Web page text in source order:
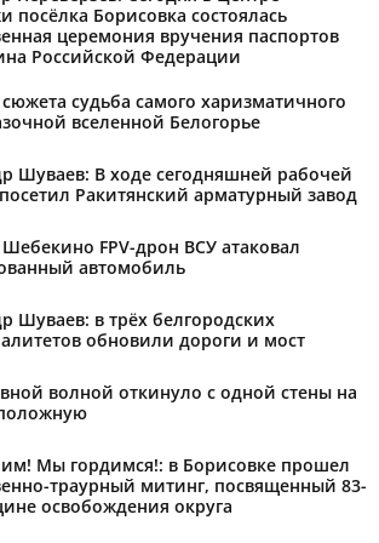
посёлка Борисовка состоялась
церемония вручения паспортов
Российской Федерации
судьба самого харизматичного
вселенной Белогорье
Шуваев: В ходе сегодняшней рабочей
Ракитянский арматурный завод
FPV-дрон ВСУ атаковал
автомобиль
Шуваев: в трёх белгородских
обновили дороги и мост
волной откинуло с одной стены на
Мы гордимся!: в Борисовке прошел
траурный митинг, посвященный 83-
освобождения округа